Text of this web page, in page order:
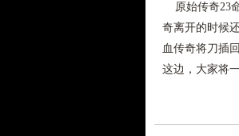
原始传奇23
奇离开的时候
血传奇将刀插
这边，大家将